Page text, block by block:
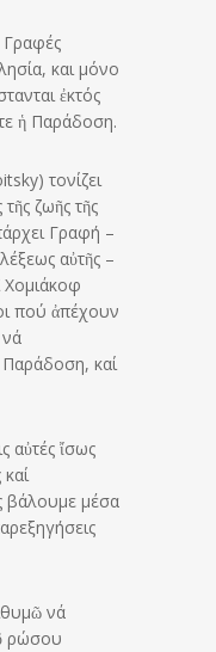
και μόνο
ἐκτός
ἡ Παράδοση.
τονίζει
ζωῆς τῆς
Γραφή –
αὐτῆς –
Χομιάκοφ
πού ἀπέχουν
καί
αὐτές ἴσως
βάλουμε μέσα
νά
ρώσου